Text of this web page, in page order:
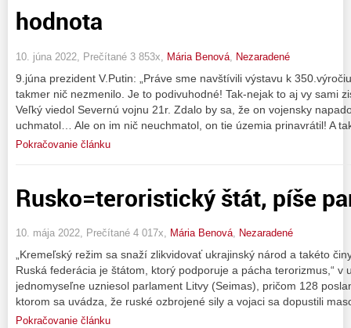
hodnota
10. júna 2022, Prečítané 3 853x, Mária Benová Nezaradené
9.júna prezident V.Putin: „Práve sme navštívili výstavu k
takmer nič nezmenilo. Je to podivuhodné! Tak-nejak to aj vy sami
Veľký viedol Severnú vojnu 21r. Zdalo by sa, že on vojensky
uchmatol… Ale on im nič neuchmatol, on tie územia prinavrátil! A
Pokračovanie článku
Rusko=teroristický štát, píše
10. mája 2022, Prečítané 4 017x, Mária Benová, Nezaradené
„Kremeľský režim sa snaží zlikvidovať ukrajinský národ a takéto
Ruská federácia je štátom, ktorý podporuje a pácha terorizmus,“ v
jednomyseľne uzniesol parlament Litvy (Seimas), pričom 128
ktorom sa uvádza, že ruské ozbrojené sily a vojaci sa dopustili
Pokračovanie článku